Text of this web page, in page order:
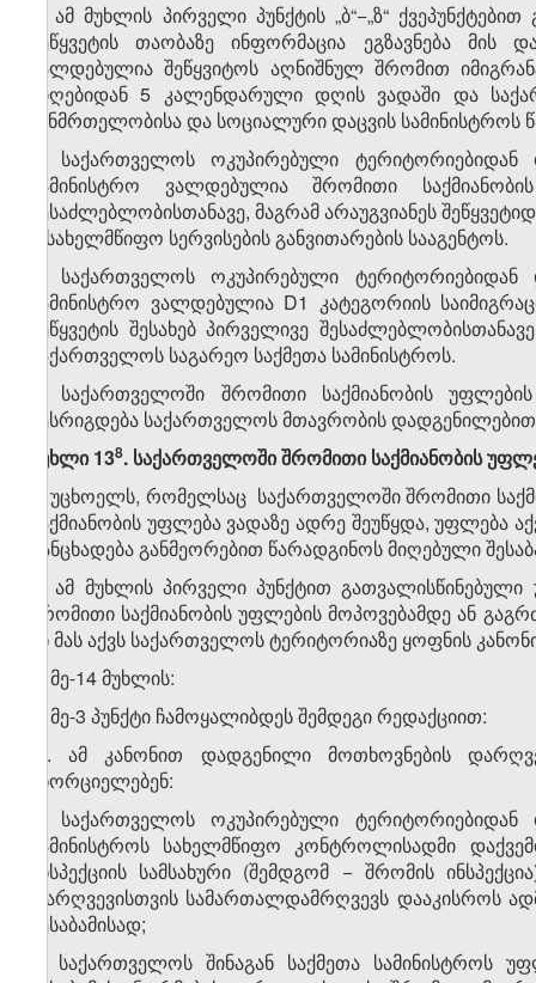
2. ამ მუხლის პირველი პუნქტის „ბ“−„ზ“
შეწყვეტის თაობაზე ინფორმაცია ეგზავნება
ვალდებულია შეწყვიტოს აღნიშნულ შრომით
მიღებიდან 5 კალენდარული დღის ვადაში და
ჯანმრთელობისა და სოციალური დაცვის
3. საქართველოს ოკუპირებული
სამინისტრო ვალდებულია შრომითი
შესაძლებლობისთანავე, მაგრამ არაუგვიანეს
− სახელმწიფო სერვისების განვითარების სააგენტოს.
4. საქართველოს ოკუპირებული
სამინისტრო ვალდებულია D1 კატეგორიის
შეწყვეტის შესახებ პირველივე
საქართველოს საგარეო საქმეთა სამინისტროს.
5. საქართველოში შრომითი საქმიანობის
წესრიგდება საქართველოს მთავრობის
მუხლი 13​8. საქართველოში შრომითი საქმიანობის
1. უცხოელს, რომელსაც საქართველოში შრომითი
საქმიანობის უფლება ვადაზე ადრე შეუწყდა, უფლება
განცხადება განმეორებით წარადგინოს მიღებული
2. ამ მუხლის პირველი პუნქტით
შრომითი საქმიანობის უფლების მოპოვებამდე ან
ან მას აქვს საქართველოს ტერიტორიაზე ყოფნის
7. მე-14 მუხლის:
ა) მე-3 პუნქტი ჩამოყალიბდეს შემდეგი რედაქციით:
„3. ამ კანონით დადგენილი მოთხოვნების
ახორციელებენ:
ა) საქართველოს ოკუპირებული
სამინისტროს სახელმწიფო კონტროლისადმი
ინსპექციის სამსახური (შემდგომ − შრომის
დარღვევისთვის სამართალდამრღვევს დააკისროს
შესაბამისად;
ბ) საქართველოს შინაგან საქმეთა